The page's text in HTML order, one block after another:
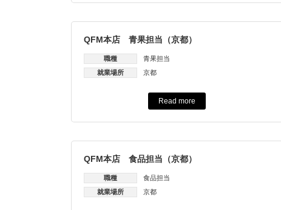
QFM本店 青果担当（京都）
職種
青果担当
就業場所
京都
Read more
QFM本店 食品担当（京都）
職種
食品担当
就業場所
京都